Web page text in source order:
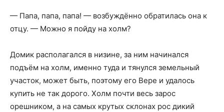
— Папа, папа, папа! — возбуждённо обратилась она к
отцу. — Можно я пойду на холм?
Домик располагался в низине, за ним начинался
подъём на холм, именно туда и тянулся земельный
участок, может быть, поэтому его Вере и удалось
купить не так дорого. Холм почти весь зарос
орешником, а на самых крутых склонах рос дикий